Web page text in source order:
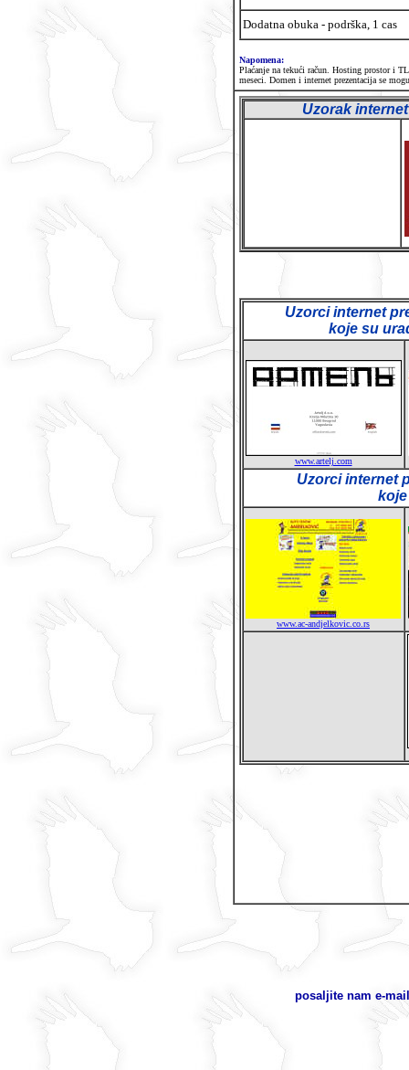
Dodatna obuka - podrška, 1 cas
Napomena:
Plaćanje na tekući račun. Hosting prostor i
meseci. Domen i internet prezentacija se
Uzorak
Uzorci internet
koje su
www.artelj.com
Uzorci internet
www.ac-andjelkovic.co.rs
posaljite nam e-